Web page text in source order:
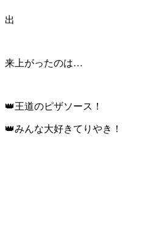
出
来上がったのは…
👑王道のピザソース！
👑みんな大好きてりやき！